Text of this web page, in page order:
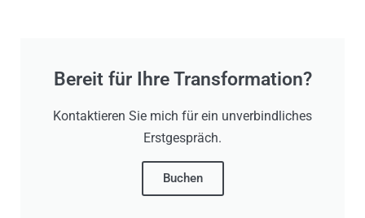
Bereit für Ihre Transformation?
Kontaktieren Sie mich für ein unverbindliches
Erstgespräch.
Buchen